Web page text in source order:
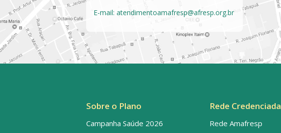
E-mail: atendimentoamafresp@afresp.org.br
Sobre o Plano
Campanha Saúde 2026
Rede Credenciada
Rede Amafresp